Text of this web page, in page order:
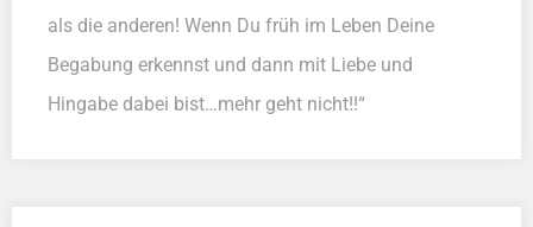
als die anderen! Wenn Du früh im Leben Deine
Begabung erkennst und dann mit Liebe und
Hingabe dabei bist…mehr geht nicht!!“